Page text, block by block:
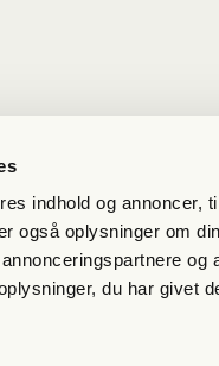
indhold og annoncer,
også oplysninger om
og
du har givet